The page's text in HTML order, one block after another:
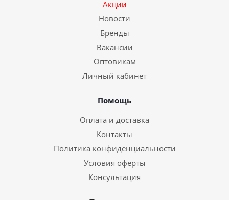
Акции
Новости
Бренды
Вакансии
Оптовикам
Личный кабинет
Помощь
Оплата и доставка
Контакты
Политика конфиденциальности
Условия оферты
Консультация